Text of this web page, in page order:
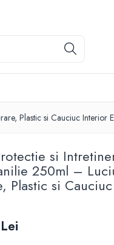
Plastic si Cauciuc Interior
si
250ml –
Plastic si